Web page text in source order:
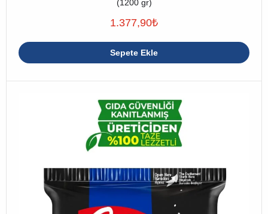
(1200 gr)
1.377,90₺
Sepete Ekle